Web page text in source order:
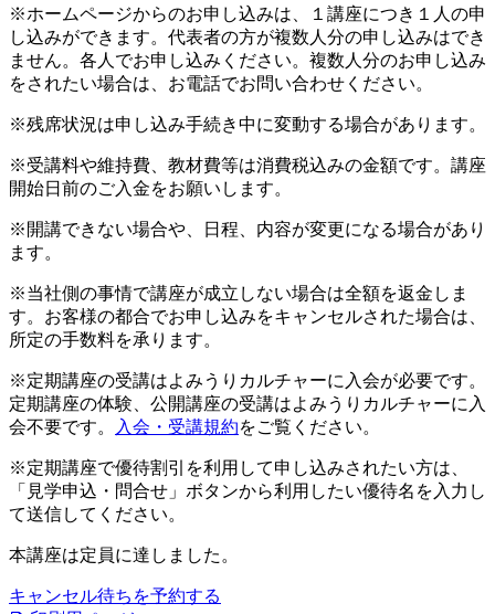
※ホームページからのお申し込みは、１講座につき１人の申
し込みができます。代表者の方が複数人分の申し込みはでき
ません。各人でお申し込みください。複数人分のお申し込み
をされたい場合は、お電話でお問い合わせください。
※残席状況は申し込み手続き中に変動する場合があります。
※受講料や維持費、教材費等は消費税込みの金額です。講座
開始日前のご入金をお願いします。
※開講できない場合や、日程、内容が変更になる場合があり
ます。
※当社側の事情で講座が成立しない場合は全額を返金しま
す。お客様の都合でお申し込みをキャンセルされた場合は、
所定の手数料を承ります。
※定期講座の受講はよみうりカルチャーに入会が必要です。
定期講座の体験、公開講座の受講はよみうりカルチャーに入
会不要です。
入会・受講規約をご覧ください。
※定期講座で優待割引を利用して申し込みされたい方は、
「見学申込・問合せ」ボタンから利用したい優待名を入力し
て送信してください。
本講座は定員に達しました。
キャンセル待ちを予約する